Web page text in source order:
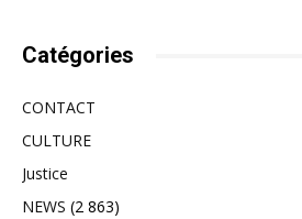
Catégories
CONTACT
CULTURE
Justice
NEWS (2 863)